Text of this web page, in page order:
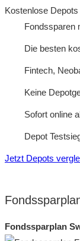
Kostenlose
Fondssparen
Die besten
Fintech,
Keine
Sofort online
Depot
Jetzt Depots
Fondssparplan